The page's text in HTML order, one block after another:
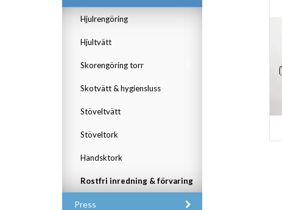
Hjulrengöring
Hjultvätt
Skorengöring torr
Skotvätt & hygiensluss
Stöveltvätt
Stöveltork
Handsktork
Rostfri inredning & förvaring
Press